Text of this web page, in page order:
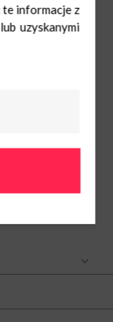
te informacje z
uzyskanymi